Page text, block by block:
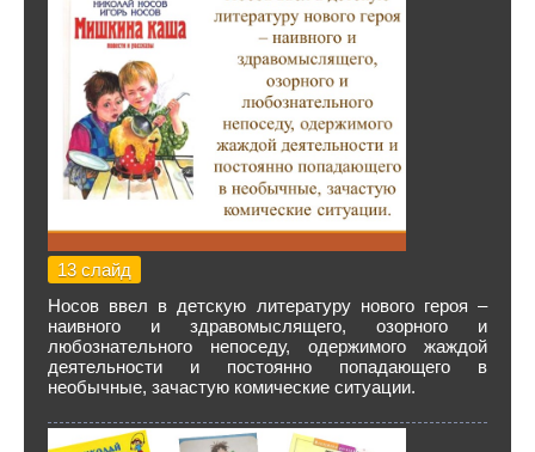
13 слайд
Носов ввел в детскую литературу нового героя –
наивного и здравомыслящего, озорного и
любознательного непоседу, одержимого жаждой
деятельности и постоянно попадающего в
необычные, зачастую комические ситуации.